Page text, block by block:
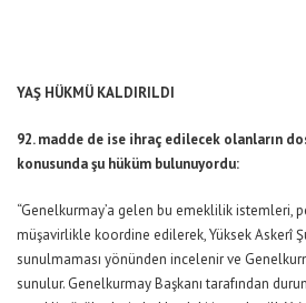
YAŞ HÜKMÜ KALDIRILDI
92. madde de ise ihraç edilecek olanların
konusunda şu hüküm bulunuyordu:
“Genelkurmay’a gelen bu emeklilik istemleri,
müşavirlikle koordine edilerek, Yüksek Askerî
sunulmaması yönünden incelenir ve
sunulur. Genelkurmay Başkanı tarafından